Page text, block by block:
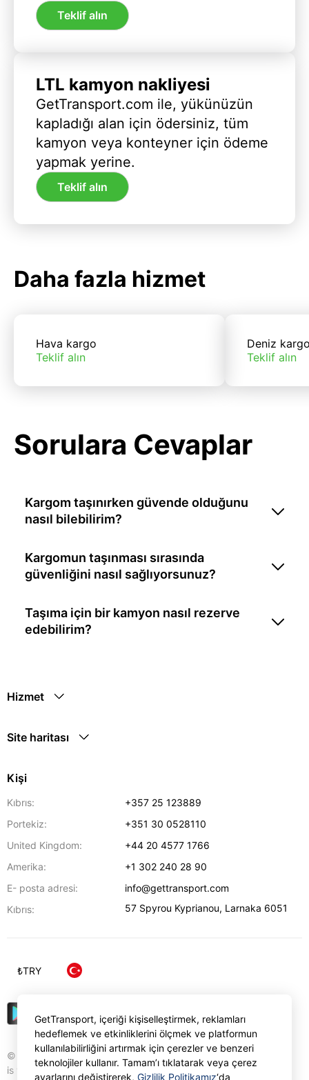
Teklif alın
LTL kamyon nakliyesi
GetTransport.com ile, yükünüzün
kapladığı alan için ödersiniz, tüm
kamyon veya konteyner için ödeme
yapmak yerine.
Teklif alın
Daha fazla hizmet
Hava kargo
Teklif alın
Deniz
Teklif alın
Sorulara Cevaplar
Kargom taşınırken güvende olduğunu
nasıl bilebilirim?
Kargomun taşınması sırasında
güvenliğini nasıl sağlıyorsunuz?
Taşıma için bir kamyon nasıl rezerve
edebilirim?
Hizmet
Site haritası
Kişi
Kıbrıs:
+357 25 123889
Portekiz:
+351 30 0528110
United Kingdom:
+44 20 4577 1766
Amerika:
+1 302 240 28 90
E- posta adresi:
info@gettransport.com
Kıbrıs:
57 Spyrou Kyprianou, Larnaka 6051
© Gettransport International Limited. GetTransport®
is trademark of Gettransport International Limited.
₺TRY
GetTransport, içeriği kişiselleştirmek, reklamları
hedeflemek ve etkinliklerini ölçmek ve platformun
kullanılabilirliğini artırmak için çerezler ve benzeri
teknolojiler kullanır. Tamam’ı tıklatarak veya çerez
ayarlarını değiştirerek, Gizlilik Politikamız‘da